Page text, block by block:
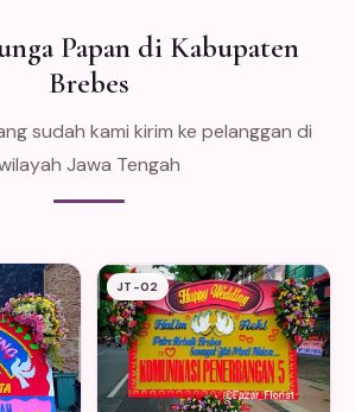
Papan di Kabupaten
Brebes
sudah kami kirim ke pelanggan di
Jawa Tengah
JT-02